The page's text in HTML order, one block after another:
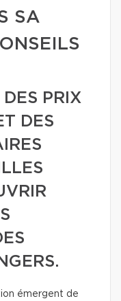
SA
PRIX
DES
émergent de